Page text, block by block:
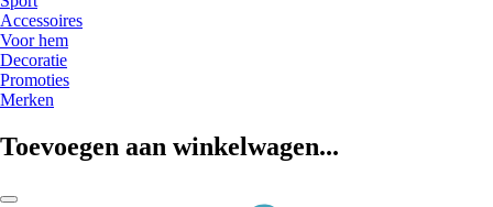
Accessoires
Voor hem
Decoratie
Promoties
Merken
Toevoegen aan winkelwagen...